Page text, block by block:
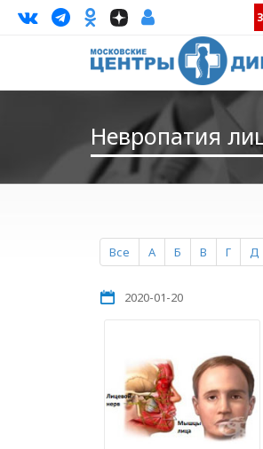
Невропатия
Все А Б В Г Д
2020-01-20